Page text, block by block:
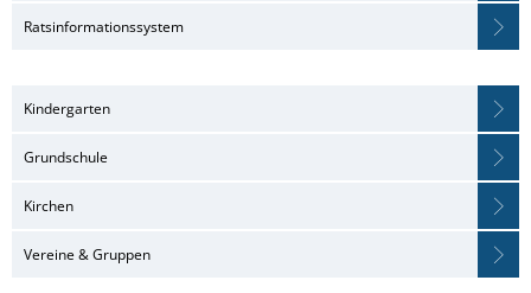
Ratsinformationssystem
Kindergarten
Grundschule
Kirchen
Vereine & Gruppen